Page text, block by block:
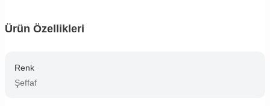
Ürün Özellikleri
Renk
Şeffaf